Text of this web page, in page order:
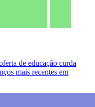
de educação curda
mais recentes em